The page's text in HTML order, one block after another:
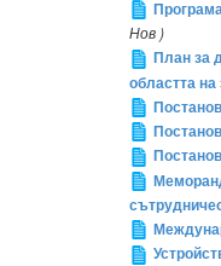
Нов )
План за
областта